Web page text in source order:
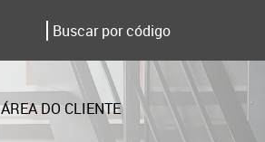
ÁREA DO CLIENTE